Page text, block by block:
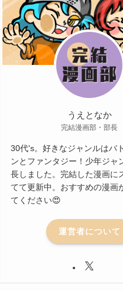
うえとなか
完結漫画部・部長
30代's。好きなジャンルはバ
ンとファンタジー！少年ジャ
長しました。完結した漫画に
てて更新中。おすすめの漫画
てください😍
運営者について